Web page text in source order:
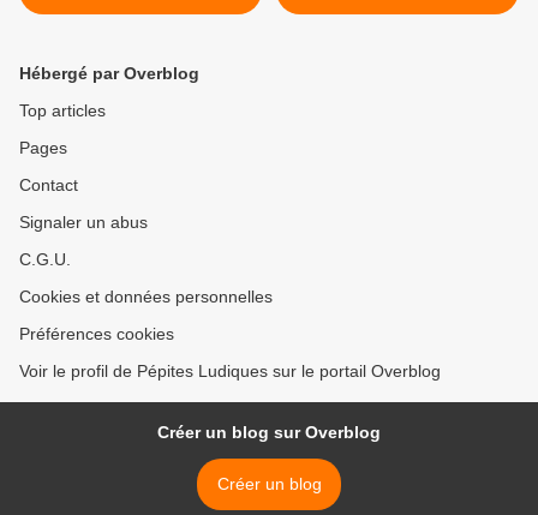
éditer son jeu de société...
meilleurs ouvrages de
Hébergé par Overblog
Top articles
Pages
Contact
Signaler un abus
C.G.U.
Cookies et données personnelles
Préférences cookies
Voir le profil de Pépites Ludiques sur le portail Overblog
Créer un blog sur Overblog
Créer un blog